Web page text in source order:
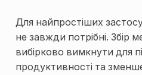
Для найпростіших
не завжди потрібні. Збір
вибірково вимкнути для
продуктивності та